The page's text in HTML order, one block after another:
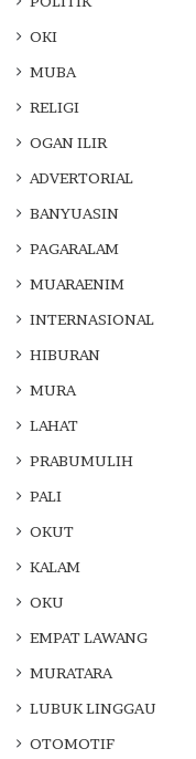
OKI
MUBA
RELIGI
OGAN ILIR
ADVERTORIAL
BANYUASIN
PAGARALAM
MUARAENIM
INTERNASIONAL
HIBURAN
MURA
LAHAT
PRABUMULIH
PALI
OKUT
KALAM
OKU
EMPAT LAWANG
MURATARA
LUBUK LINGGAU
OTOMOTIF